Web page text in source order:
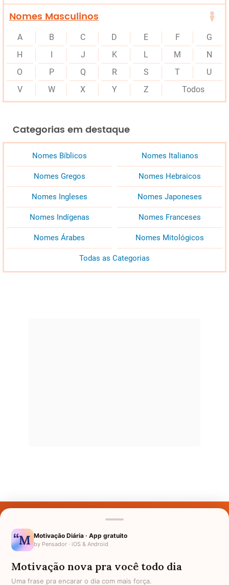
Nomes Masculinos
A B C D E F
G
H
I J K L M
N
O
P Q R S T
U
V
W X Y Z Todos
Categorias em destaque
Nomes Bíblicos Nomes Italianos
Nomes Gregos Nomes Hebraicos
Nomes Ingleses Nomes Japoneses
Nomes Indígenas Nomes Franceses
Nomes Árabes Nomes Mitológicos
Todas as Categorias
Nomes pelo Mundo
Motivação Diária · App gratuito
by Pensador · iOS & Android
Motivação nova pra você todo dia
Uma frase pra encarar o dia com mais força.